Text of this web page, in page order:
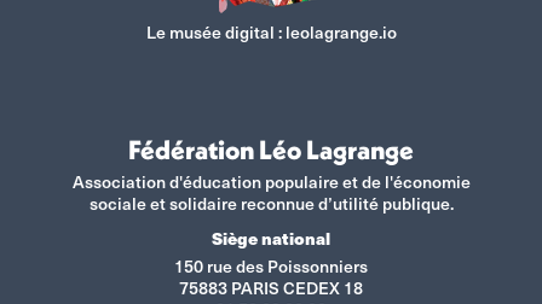
Le musée digital :leolagrange.io
Fédération Léo Lagrange
Association d'éducation populaire et de l'économie
sociale et solidaire reconnue d’utilité publique.
Siège national
150 rue des Poissonniers
75883 PARIS CEDEX 18